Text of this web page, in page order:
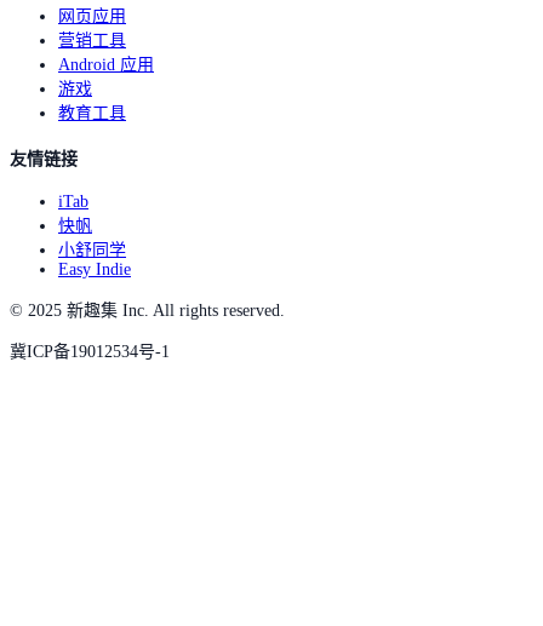
网页应用
营销工具
Android 应用
游戏
教育工具
友情链接
iTab
快帆
小舒同学
Easy Indie
© 2025 新趣集 Inc. All rights reserved.
冀ICP备19012534号-1